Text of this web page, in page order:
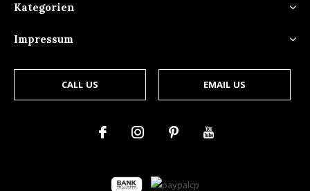
Kategorien
Impressum
CALL US EMAIL US